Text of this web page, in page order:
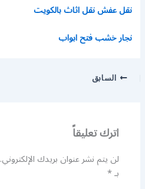
نقل عفش نقل اثاث بالكويت
نجار خشب فتح ابواب
السابق
اترك تعليقاً
لن يتم نشر عنوان بريدك الإلكتروني.
بـ*